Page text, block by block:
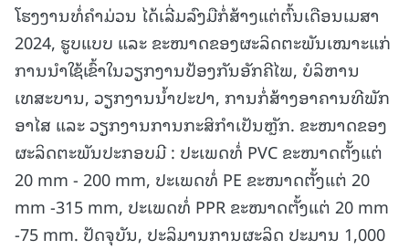
ໂຮງງານທໍ່ຄໍາມ່ວນ ໄດ້ເລີ່ມລົງມືກໍ່ສ້າງແຕ່ຕົ້ນເດືອນເມສາ
2024, ຮູບແບບ ແລະ ຂະໜາດຂອງຜະລິດຕະພັນເໝາະແກ່
ການນໍາໃຊ້ເຂົ້າໃນວຽກງານປ້ອງກັນອັກຄີໄພ, ບໍລິຫານ
ເທສະບານ, ວຽກງານນ້ຳປະປາ, ການກໍ່ສ້າງອາຄານທີພັກ
ອາໄສ ແລະ ວຽກງານການກະສິກຳເປັນຫຼັກ. ຂະໜາດຂອງ
ຜະລິດຕະພັນປະກອບມີ : ປະເພດທໍ່ PVC ຂະໜາດຕັ້ງແຕ່
20 mm - 200 mm, ປະເພດທໍ່ PE ຂະໜາດຕັ້ງແຕ່ 20
mm -315 mm, ປະເພດທໍ່ PPR ຂະໜາດຕັ້ງແຕ່ 20 mm
-75 mm. ປັດຈຸບັນ, ປະລິມານການຜະລິດ ປະມານ 1,000